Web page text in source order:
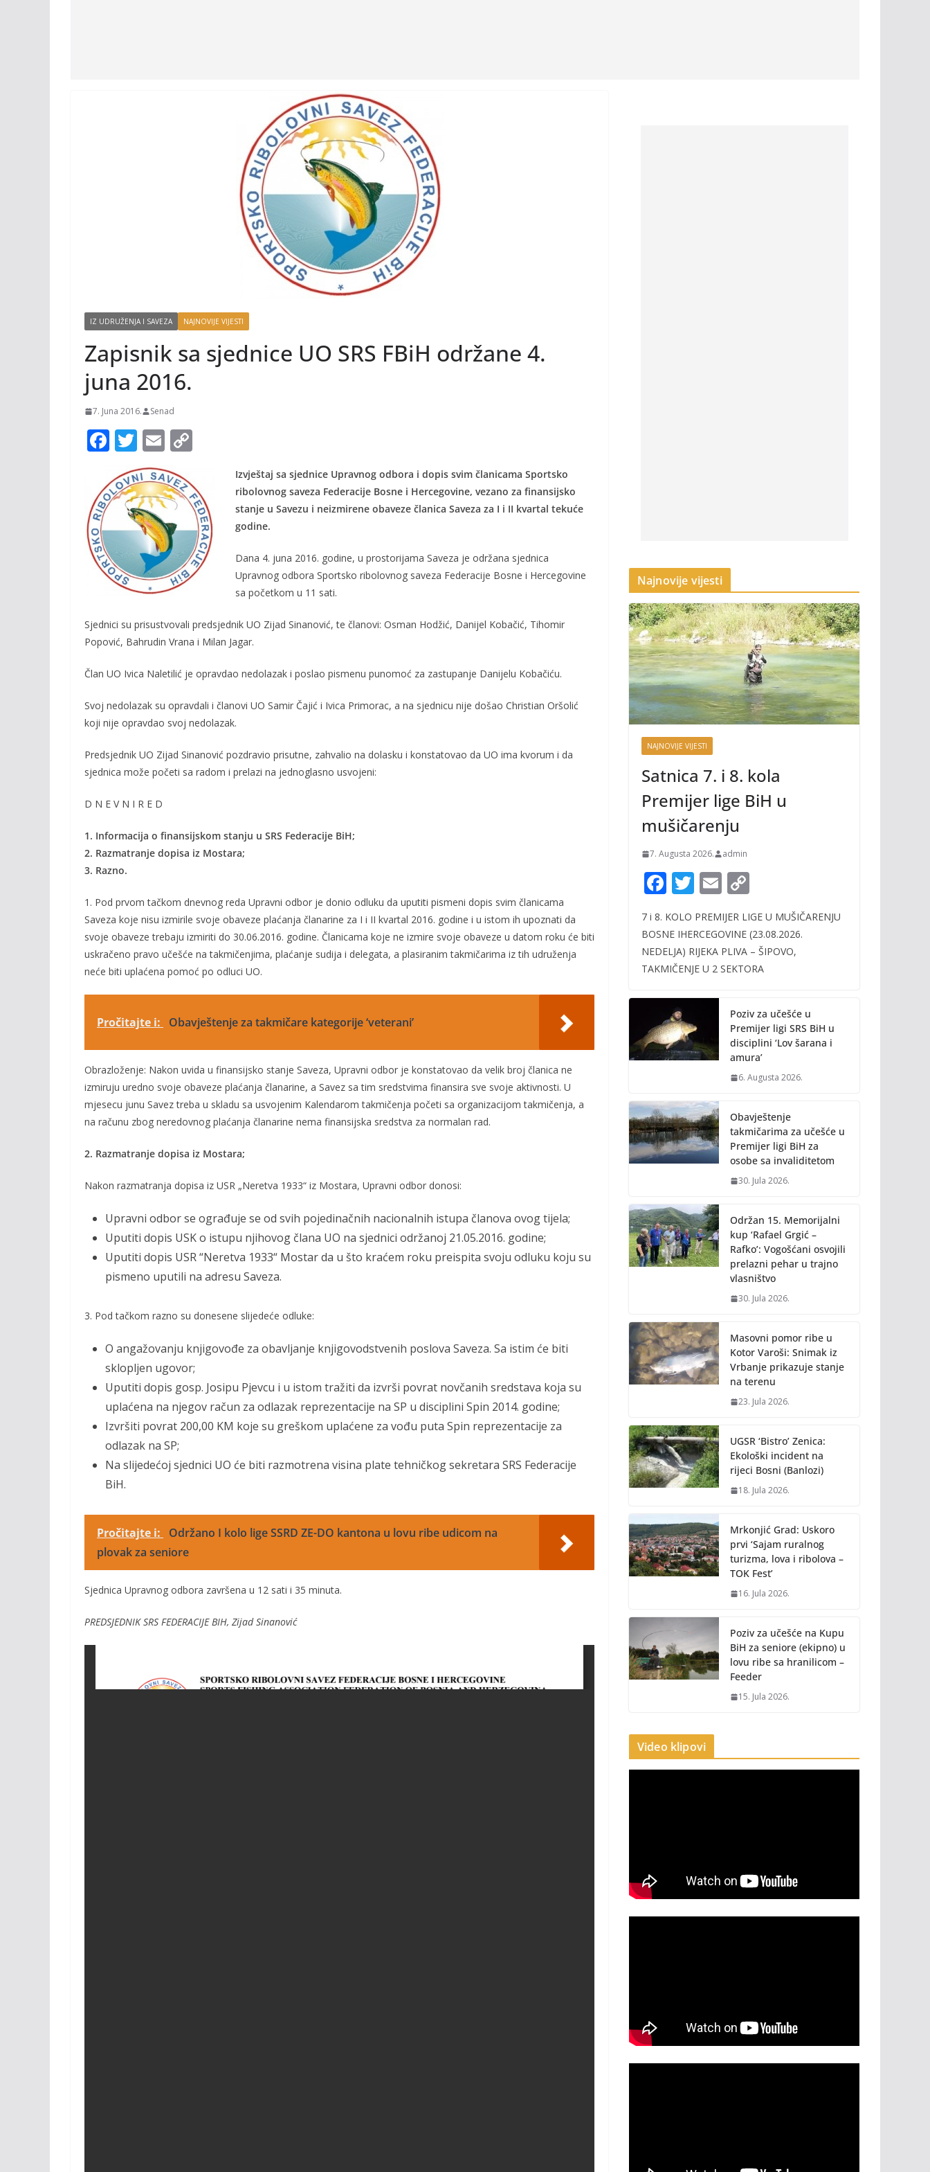
IZ UDRUŽENJA I SAVEZA NAJNOVIJE VIJESTI
Zapisnik sa sjednice UO SRS FBiH održane 4.
juna 2016.
7. Juna 2016. Senad
F
ac
e
b
o
o
k
T
w
itt
er
E
m
ai
l
p
y
Li
n
k
Izvještaj sa sjednice Upravnog odbora i dopis svim članicama Sportsko
ribolovnog saveza Federacije Bosne i Hercegovine, vezano za finansijsko
stanje u Savezu i neizmirene obaveze članica Saveza za I i II kvartal tekuće
godine.
Dana 4. juna 2016. godine, u prostorijama Saveza je održana sjednica
Upravnog odbora Sportsko ribolovnog saveza Federacije Bosne i Hercegovine
sa početkom u 11 sati.
Sjednici su prisustvovali predsjednik UO Zijad Sinanović, te članovi: Osman Hodžić, Danijel Kobačić, Tihomir
Popović, Bahrudin Vrana i Milan Jagar.
Član UO Ivica Naletilić je opravdao nedolazak i poslao pismenu punomoć za zastupanje Danijelu Kobačiću.
Svoj nedolazak su opravdali i članovi UO Samir Čajić i Ivica Primorac, a na sjednicu nije došao Christian Oršolić
koji nije opravdao svoj nedolazak.
Predsjednik UO Zijad Sinanović pozdravio prisutne, zahvalio na dolasku i konstatovao da UO ima kvorum i da
sjednica može početi sa radom i prelazi na jednoglasno usvojeni:
D N E V N I R E D
1. Informacija o finansijskom stanju u SRS Federacije BiH;
2. Razmatranje dopisa iz Mostara;
3. Razno.
1. Pod prvom tačkom dnevnog reda Upravni odbor je donio odluku da uputiti pismeni dopis svim članicama
Saveza koje nisu izmirile svoje obaveze plaćanja članarine za I i II kvartal 2016. godine i u istom ih upoznati da
svoje obaveze trebaju izmiriti do 30.06.2016. godine. Članicama koje ne izmire svoje obaveze u datom roku će biti
uskračeno pravo učešće na takmičenjima, plaćanje sudija i delegata, a plasiranim takmičarima iz tih udruženja
neće biti uplaćena pomoć po odluci UO.
Pročitajte i: Obavještenje za takmičare kategorije ‘veterani’
Obrazloženje: Nakon uvida u finansijsko stanje Saveza, Upravni odbor je konstatovao da velik broj članica ne
izmiruju uredno svoje obaveze plaćanja članarine, a Savez sa tim sredstvima finansira sve svoje aktivnosti. U
mjesecu junu Savez treba u skladu sa usvojenim Kalendarom takmičenja početi sa organizacijom takmičenja, a
na računu zbog neredovnog plaćanja članarine nema finansijska sredstva za normalan rad.
2. Razmatranje dopisa iz Mostara;
Nakon razmatranja dopisa iz USR „Neretva 1933“ iz Mostara, Upravni odbor donosi:
Upravni odbor se ograđuje se od svih pojedinačnih nacionalnih istupa članova ovog tijela;
Uputiti dopis USK o istupu njihovog člana UO na sjednici održanoj 21.05.2016. godine;
Uputiti dopis USR “Neretva 1933“ Mostar da u što kraćem roku preispita svoju odluku koju su
pismeno uputili na adresu Saveza.
3. Pod tačkom razno su donesene slijedeće odluke:
O angažovanju knjigovođe za obavljanje knjigovodstvenih poslova Saveza. Sa istim će biti
sklopljen ugovor;
Uputiti dopis gosp. Josipu Pjevcu i u istom tražiti da izvrši povrat novčanih sredstava koja su
uplaćena na njegov račun za odlazak reprezentacije na SP u disciplini Spin 2014. godine;
Izvršiti povrat 200,00 KM koje su greškom uplaćene za vođu puta Spin reprezentacije za
odlazak na SP;
Na slijedećoj sjednici UO će biti razmotrena visina plate tehničkog sekretara SRS Federacije
BiH.
Pročitajte i:
Održano I kolo lige SSRD ZE-DO kantona u lovu ribe udicom na
plovak za seniore
Sjednica Upravnog odbora završena u 12 sati i 35 minuta.
PREDSJEDNIK SRS FEDERACIJE BIH, Zijad Sinanović
Najnovije vijesti
NAJNOVIJE VIJESTI
Satnica 7. i 8. kola
Premijer lige BiH u
mušičarenju
7. Augusta 2026. admin
F
e
b
o
o
k
T
itt
er
E
ai
l
p
y
Li
k
7 i 8. KOLO PREMIJER LIGE U MUŠIČARENJU
BOSNE IHERCEGOVINE (23.08.2026.
NEDELJA) RIJEKA PLIVA – ŠIPOVO,
TAKMIČENJE U 2 SEKTORA
Poziv za učešće u
Premijer ligi SRS BiH u
disciplini ‘Lov šarana i
amura’
6. Augusta 2026.
Obavještenje
takmičarima za učešće u
Premijer ligi BiH za
osobe sa invaliditetom
30. Jula 2026.
Održan 15. Memorijalni
kup ‘Rafael Grgić –
Rafko’: Vogošćani osvojili
prelazni pehar u trajno
vlasništvo
30. Jula 2026.
Masovni pomor ribe u
Kotor Varoši: Snimak iz
Vrbanje prikazuje stanje
na terenu
23. Jula 2026.
UGSR ‘Bistro’ Zenica:
Ekološki incident na
rijeci Bosni (Banlozi)
18. Jula 2026.
Mrkonjić Grad: Uskoro
prvi ‘Sajam ruralnog
turizma, lova i ribolova –
TOK Fest’
16. Jula 2026.
Poziv za učešće na Kupu
BiH za seniore (ekipno) u
lovu ribe sa hranilicom –
Feeder
15. Jula 2026.
Video klipovi